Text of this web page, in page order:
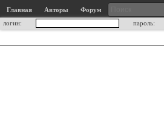
Главная Авторы
Форум
логин:
пароль: